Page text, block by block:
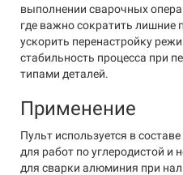
выполнении сварочных
где важно сократить лишние
ускорить перенастройку
стабильность процесса при
типами деталей.
Применение
Пульт используется в
для работ по углеродистой
для сварки алюминия при